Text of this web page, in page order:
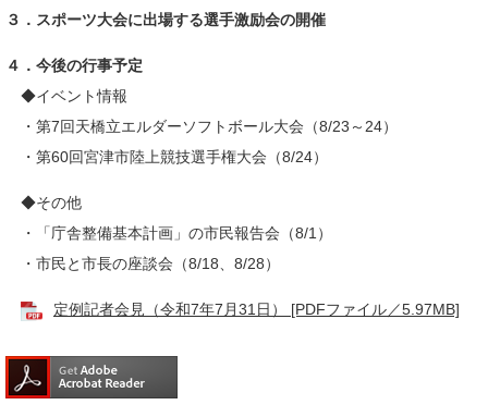
３．スポーツ大会に出場する選手激励会の開催
４．今後の行事予定
◆イベント情報
・第7回天橋立エルダーソフトボール大会（8/23～24）
・第60回宮津市陸上競技選手権大会（8/24）
◆その他
・「庁舎整備基本計画」の市民報告会（8/1）
・市民と市長の座談会（8/18、8/28）
定例記者会見（令和7年7月31日） [PDFファイル／5.97MB]